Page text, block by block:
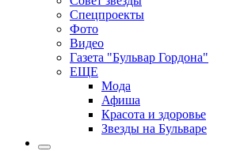
Спецпроекты
Фото
Видео
Газета "Бульвар Гордона"
ЕЩЕ
Мода
Афиша
Красота и здоровье
Звезды на Бульваре